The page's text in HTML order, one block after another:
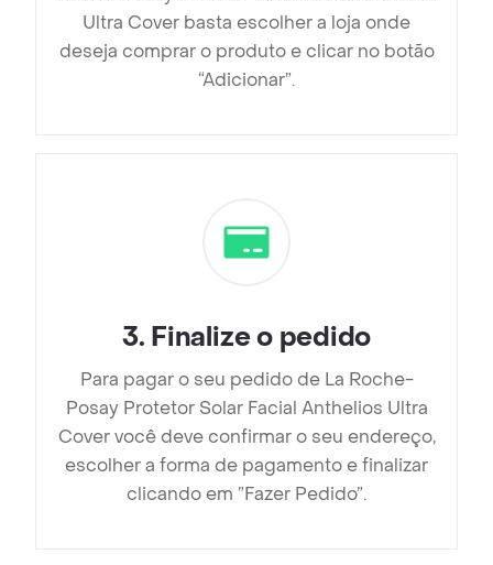
Ultra Cover basta escolher a loja onde
deseja comprar o produto e clicar no botão
“Adicionar”.
3. Finalize o pedido
Para pagar o seu pedido de La Roche-
Posay Protetor Solar Facial Anthelios Ultra
Cover você deve confirmar o seu endereço,
escolher a forma de pagamento e finalizar
clicando em ”Fazer Pedido”.